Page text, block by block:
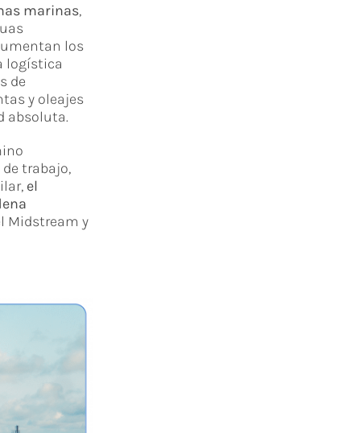
marinas,
los
logística
de
y oleajes
absoluta.
trabajo,
el
Midstream y